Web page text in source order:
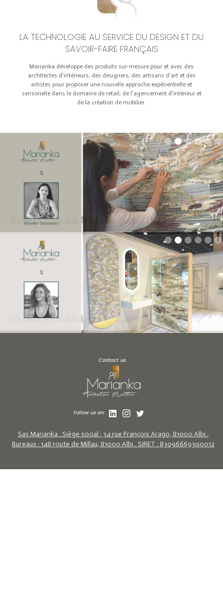
LA TECHNOLOGIE AU SERVICE DU DESIGN ET DU
SAVOIR-FAIRE FRANÇAIS
Marianka développe des produits sur-mesure pour et avec des
architectes d'intérieurs, des designers, des artisans d'art et des
artistes pour proposer une nouvelle approche expérientielle et
sensorielle dans le domaine de retail, de l'agencement d'intérieur et
de la création de mobilier.
Découvrir le travail de Miyoko Yasumoto
Découvrir le travail de Léonore Deschamps
Contact us
Follow us on:
Sas Marianka . Siège social : 34 rue François Arago, 81000 Albi .
Bureaux : 148 route de Millau, 81000 Albi . SIRET : 83096669300012